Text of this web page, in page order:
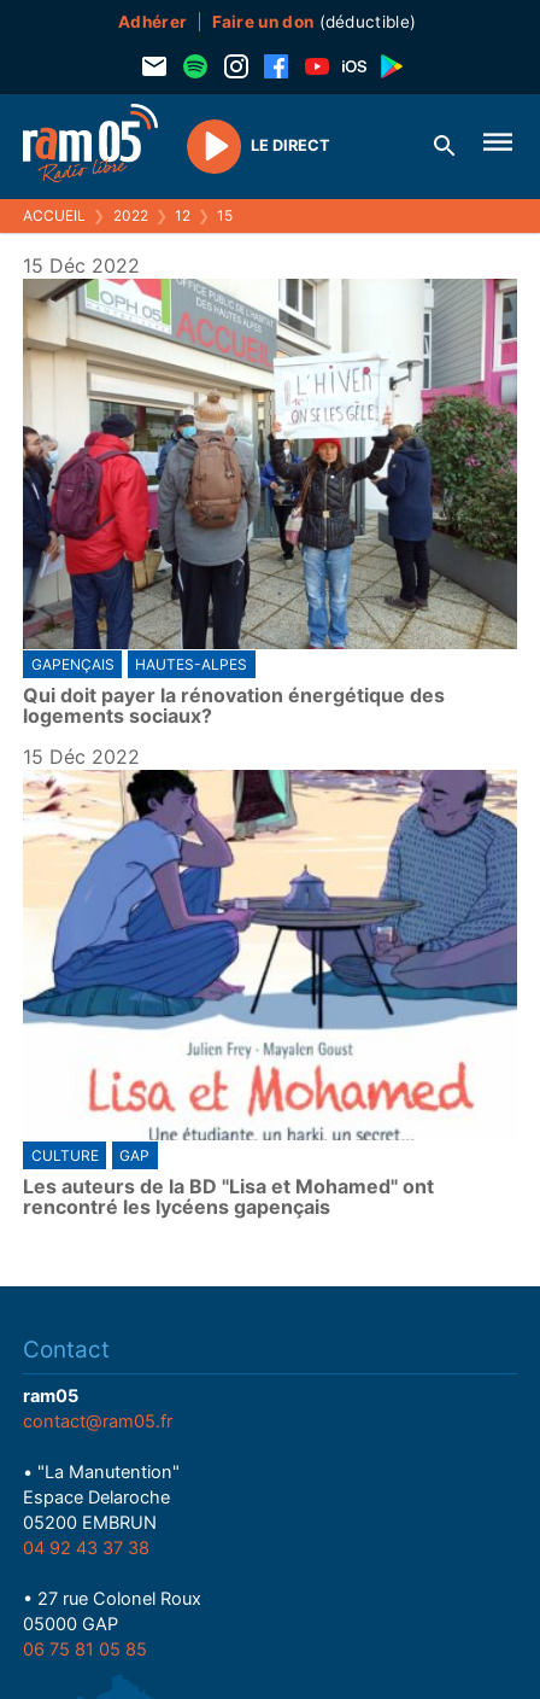
Adhérer Faire un don (déductible)
Play
LE DIRECT
ACCUEIL ❯ 2022 ❯ 12 ❯ 15
15 Déc 2022
GAPENÇAIS HAUTES-ALPES
Qui doit payer la rénovation énergétique des
logements sociaux?
15 Déc 2022
CULTURE GAP
Les auteurs de la BD "Lisa et Mohamed" ont
rencontré les lycéens gapençais
Contact
ram05
contact@ram05.fr
• "La Manutention"
Espace Delaroche
05200 EMBRUN
04 92 43 37 38
• 27 rue Colonel Roux
05000 GAP
06 75 81 05 85